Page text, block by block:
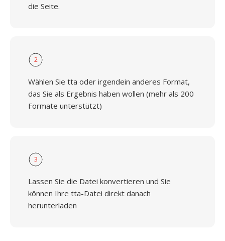
die Seite.
2
Wählen Sie tta oder irgendein anderes Format,
das Sie als Ergebnis haben wollen (mehr als 200
Formate unterstützt)
3
Lassen Sie die Datei konvertieren und Sie
können Ihre tta-Datei direkt danach
herunterladen